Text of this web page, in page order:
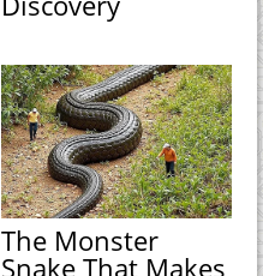
The Monster
Snake That Makes